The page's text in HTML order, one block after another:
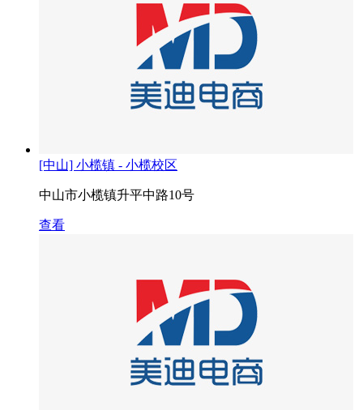
[中山] 小榄镇 - 小榄校区
中山市小榄镇升平中路10号
查看